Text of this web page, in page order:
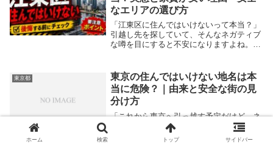
なエリアの選び方
「江東区に住んではいけないって本当？」
引越し先を探していて、そんなネガティブ
な噂を目にすると不安になりますよね。結
に、女性の一人暮らしでも安全で非常に住
みやすい街で...
東京都
東京の住んではいけない地名は本
当に危険？｜由来と安全な街の見
分け方
「これから東京へ引っ越す予定だけど、ネ
ットでよく見る住んではいけない地名は本
当に避けるべきなの？」と不安に感じてい
ホーム 検索 トップ サイドバー